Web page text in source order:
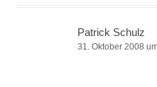
Patrick Schulz
31. Oktober 2008